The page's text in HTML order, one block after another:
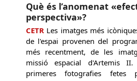
Què és l’anomenat
perspectiva»?
CETRLes imatges més
de l'espai provenen del
més recentment, de les
missió espacial d'Artemis II.
primeres fotografies fetes